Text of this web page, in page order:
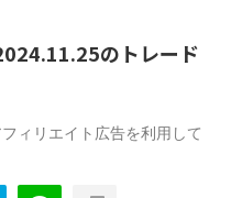
のトレード